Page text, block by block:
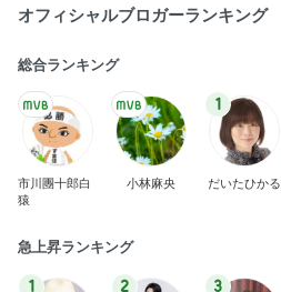
オフィシャルブロガーランキング
総合ランキング
市川團十郎白
猿
小林麻央
1
だいたひかる
急上昇ランキング
1 2 3